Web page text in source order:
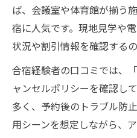
ば、会議室や体育館が揃う
宿に人気です。現地見学や
状況や割引情報を確認する
合宿経験者の口コミでは、
ャンセルポリシーを確認し
多く、予約後のトラブル防
用シーンを想定しながら、